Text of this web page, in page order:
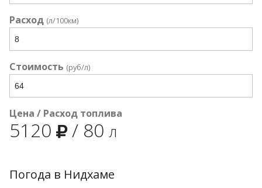
Расход (л/100км)
Стоимость (руб/л)
Цена / Расход топлива
5120 / 80 л
Погода в Нидхаме